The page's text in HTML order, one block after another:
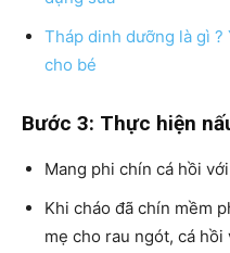
Tháp dinh dưỡng là gì
cho bé
Bước 3: Thực hiện
Mang phi chín cá hồi
Khi cháo đã chín mềm
mẹ cho rau ngót, cá